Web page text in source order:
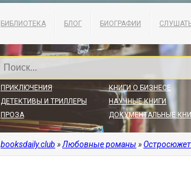
БИБЛИОТЕКА БЛОГ БИОГРАФИИ
ПРИКЛЮЧЕНИЯ
ДЕТЕКТИВЫ И ТРИЛЛЕРЫ
ПРОЗА
КНИГИ О БИЗНЕСЕ
НАУЧНЫЕ КНИГИ
ДОКУМЕНТАЛЬНЫЕ
booksdaily.club »Любовные романы »